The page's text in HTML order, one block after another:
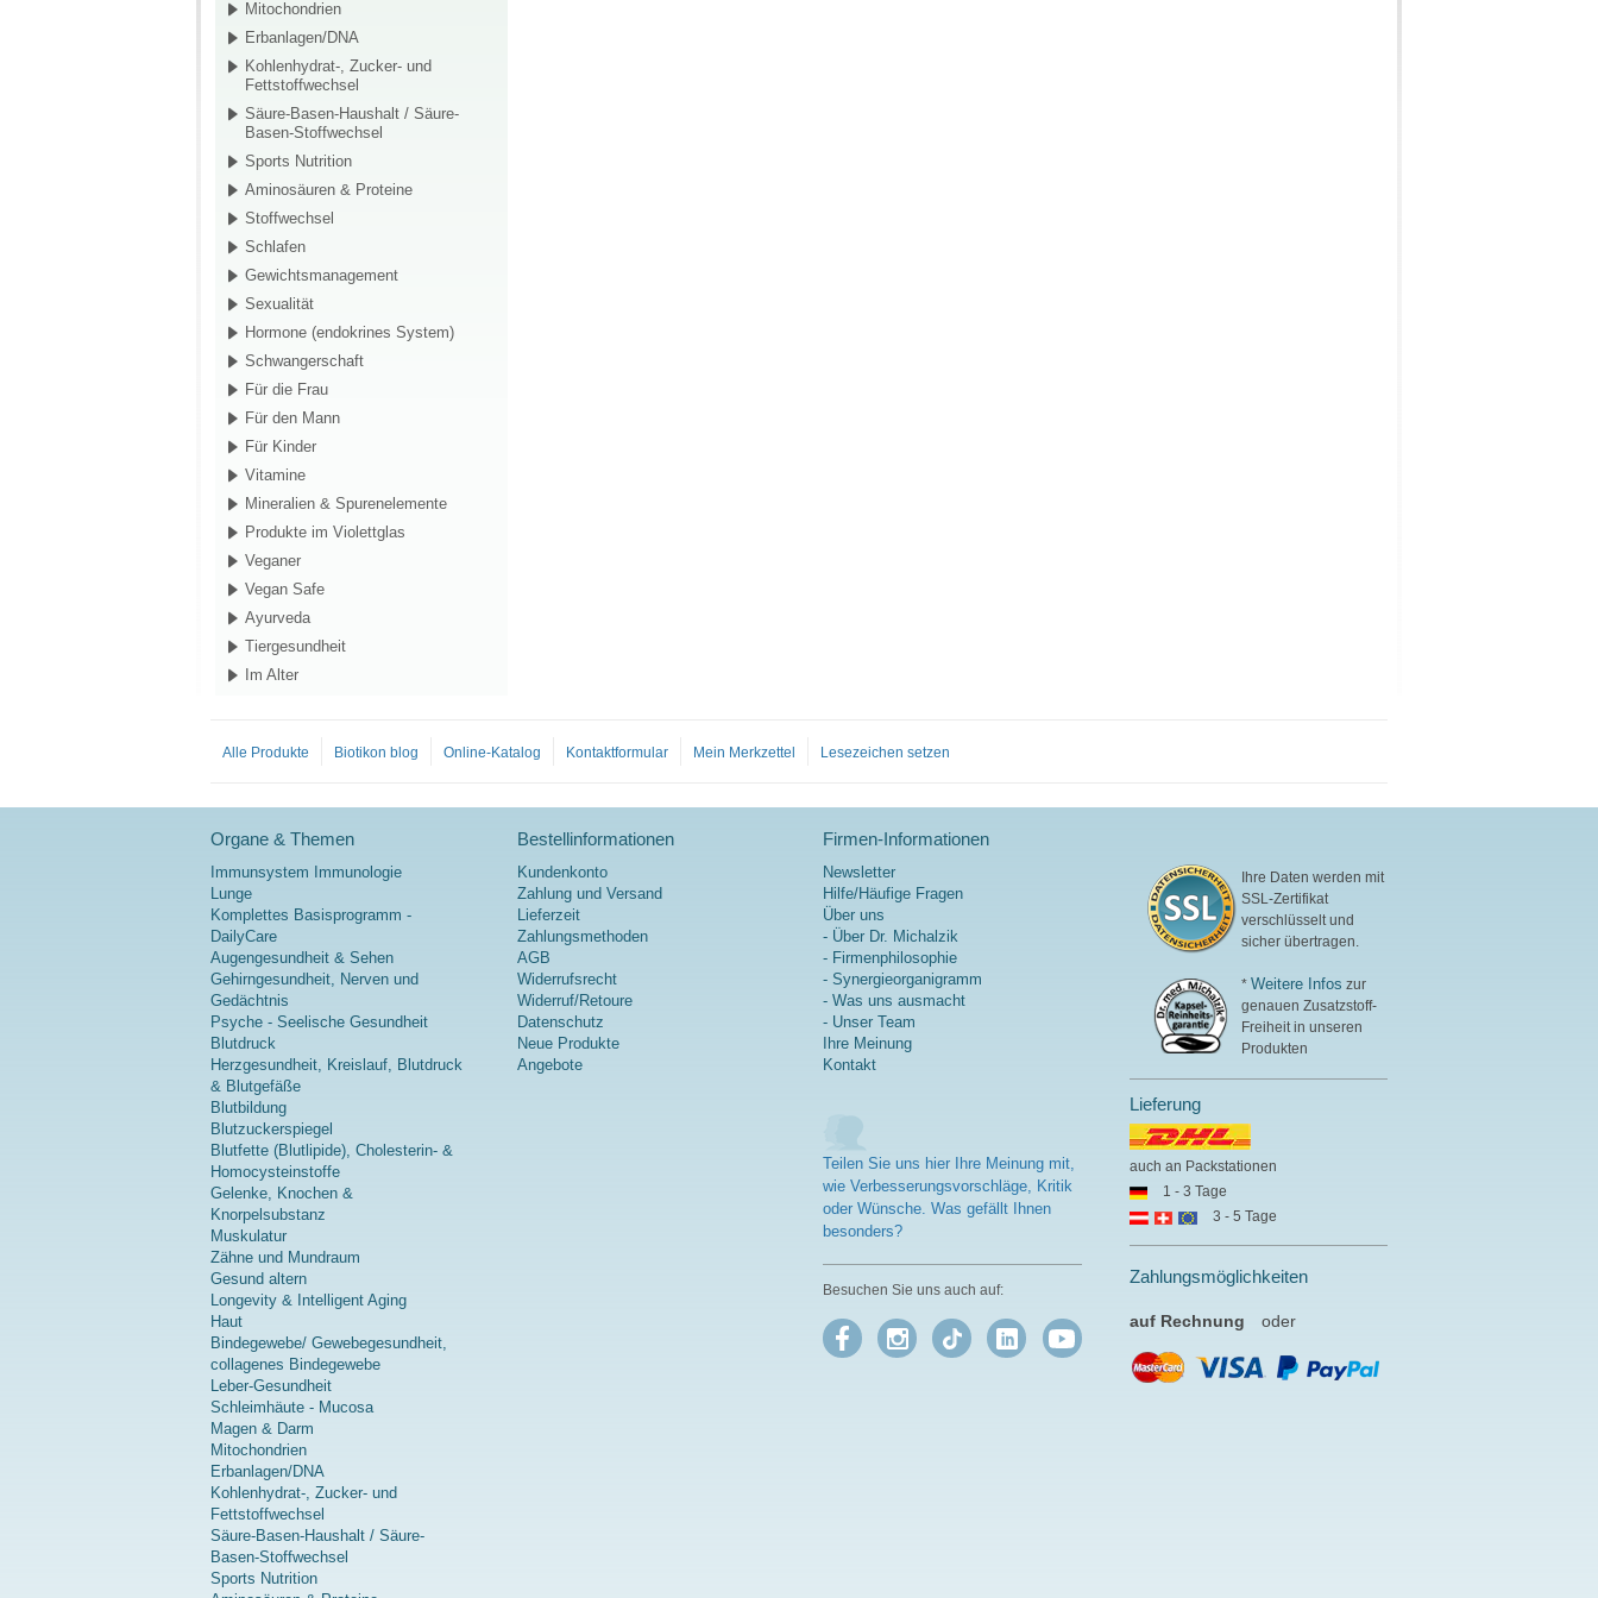
Mitochondrien
Erbanlagen/DNA
Kohlenhydrat-, Zucker- und
Fettstoffwechsel
Säure-Basen-Haushalt / Säure-
Basen-Stoffwechsel
Sports Nutrition
Aminosäuren & Proteine
Stoffwechsel
Schlafen
Gewichtsmanagement
Sexualität
Hormone (endokrines System)
Schwangerschaft
Für die Frau
Für den Mann
Für Kinder
Vitamine
Mineralien & Spurenelemente
Produkte im Violettglas
Veganer
Vegan Safe
Ayurveda
Tiergesundheit
Im Alter
Alle Produkte Biotikon blog Online-Katalog Kontaktformular Mein Merkzettel Lesezeichen setzen
Organe & Themen
Immunsystem Immunologie
Lunge
Komplettes Basisprogramm -
DailyCare
Augengesundheit & Sehen
Gehirngesundheit, Nerven und
Gedächtnis
Psyche - Seelische Gesundheit
Blutdruck
Herzgesundheit, Kreislauf, Blutdruck
& Blutgefäße
Blutbildung
Blutzuckerspiegel
Blutfette (Blutlipide), Cholesterin- &
Homocysteinstoffe
Gelenke, Knochen &
Knorpelsubstanz
Muskulatur
Zähne und Mundraum
Gesund altern
Longevity & Intelligent Aging
Haut
Bindegewebe/ Gewebegesundheit,
collagenes Bindegewebe
Leber-Gesundheit
Schleimhäute - Mucosa
Magen & Darm
Mitochondrien
Erbanlagen/DNA
Kohlenhydrat-, Zucker- und
Fettstoffwechsel
Säure-Basen-Haushalt / Säure-
Basen-Stoffwechsel
Sports Nutrition
Bestellinformationen
Kundenkonto
Zahlung und Versand
Lieferzeit
Zahlungsmethoden
AGB
Widerrufsrecht
Widerruf/Retoure
Datenschutz
Neue Produkte
Angebote
Firmen-Informationen
Newsletter
Hilfe/Häufige Fragen
Über uns
- Über Dr. Michalzik
- Firmenphilosophie
- Synergieorganigramm
- Was uns ausmacht
- Unser Team
Ihre Meinung
Kontakt
Teilen Sie uns hier Ihre Meinung mit,
wie Verbesserungsvorschläge, Kritik
oder Wünsche. Was gefällt Ihnen
besonders?
Besuchen Sie uns auch auf:
Ihre Daten werden mit
SSL-Zertifikat
verschlüsselt und
sicher übertragen.
*Weitere Infos zur
genauen Zusatzstoff-
Freiheit in unseren
Produkten
Lieferung
auch an Packstationen
1 - 3 Tage
3 - 5 Tage
Zahlungsmöglichkeiten
auf Rechnung oder